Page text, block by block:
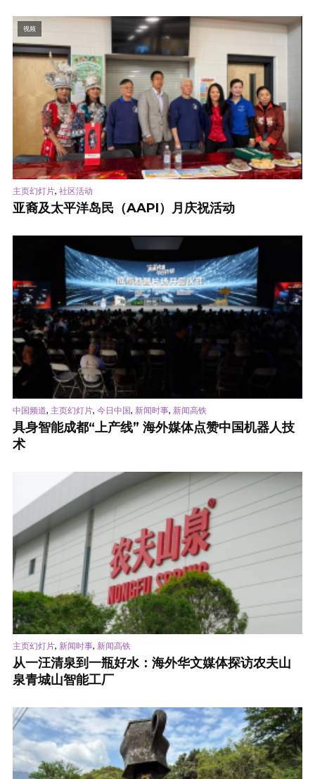
视频
主页幻灯片, 社区活动
亚裔及太平洋岛民（AAPI）月庆祝活动
中国频道, 主页幻灯片, 今日中国, 新闻时事, 新闻高铁
具身智能成都“上产线” 海外媒体点赞中国机器人技
术
主页幻灯片, 新闻时事, 新闻高铁
从一汪清泉到一瓶好水：海外华文媒体探访农夫山
泉青城山智能工厂